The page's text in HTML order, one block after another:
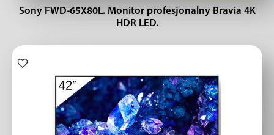
Sony FWD-65X80L. Monitor profesjonalny Bravia 4K
HDR LED.